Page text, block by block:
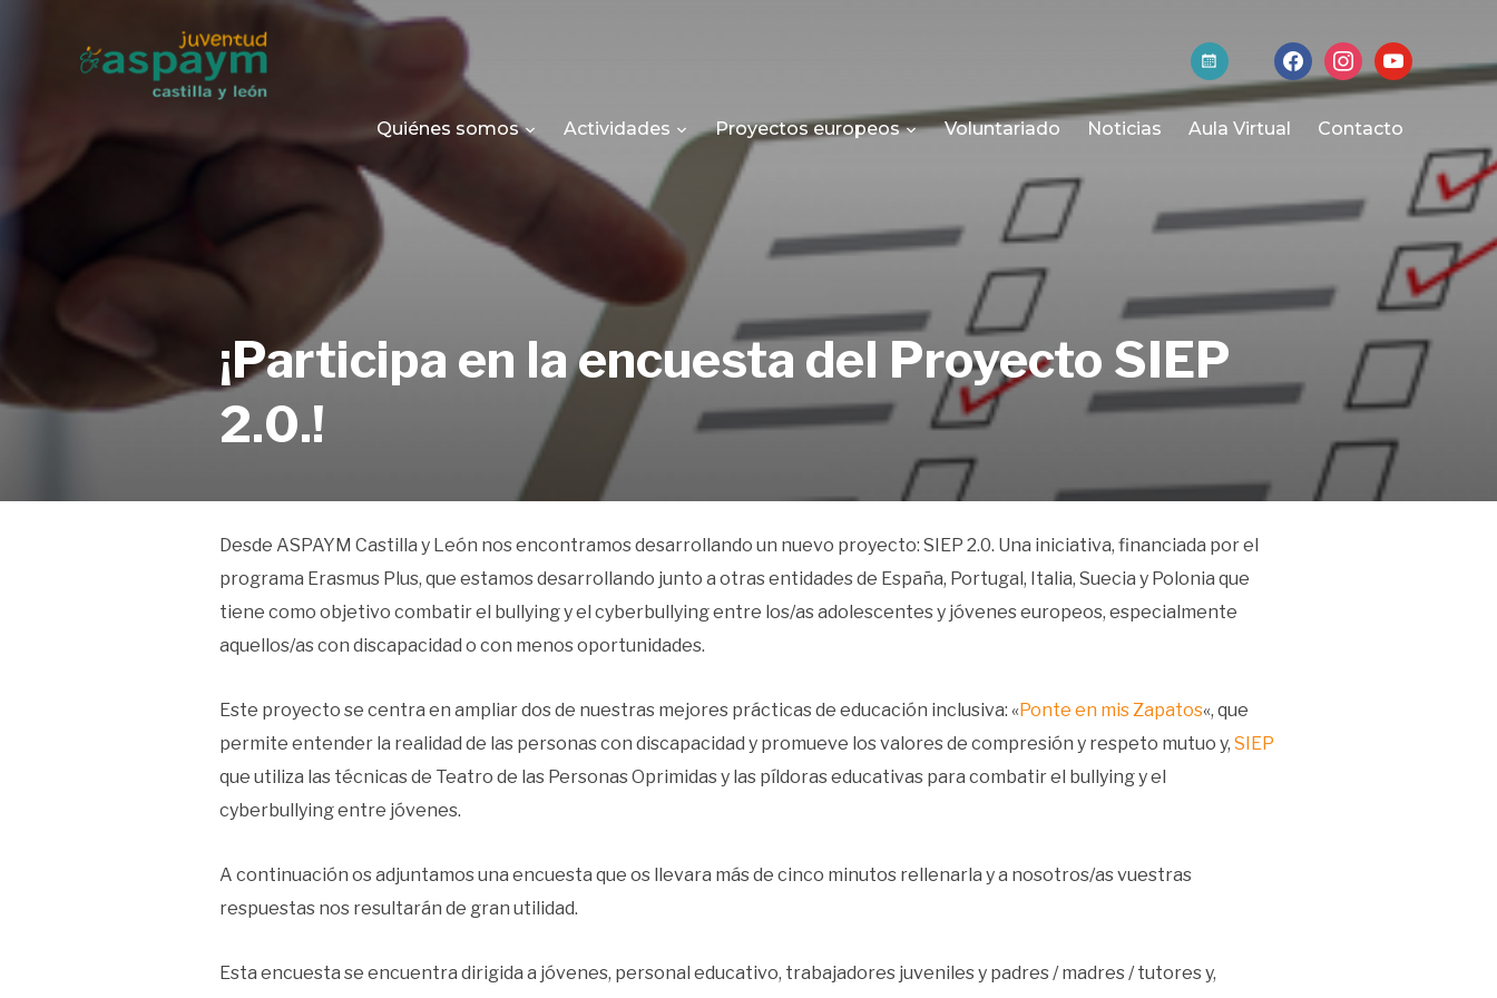
activa-
t
facebookinstagramyoutube
Quiénes somos Actividades Proyectos europeos Voluntariado Noticias Aula Virtual Contacto
¡Participa en la encuesta del Proyecto SIEP
2.0.!
Desde ASPAYM Castilla y León nos encontramos desarrollando un nuevo proyecto: SIEP 2.0. Una iniciativa, financiada por el
programa Erasmus Plus, que estamos desarrollando junto a otras entidades de España, Portugal, Italia, Suecia y Polonia que
tiene como objetivo combatir el bullying y el cyberbullying entre los/as adolescentes y jóvenes europeos, especialmente
aquellos/as con discapacidad o con menos oportunidades.
Este proyecto se centra en ampliar dos de nuestras mejores prácticas de educación inclusiva: «Ponte en mis Zapatos«, que
permite entender la realidad de las personas con discapacidad y promueve los valores de compresión y respeto mutuo y, SIEP
que utiliza las técnicas de Teatro de las Personas Oprimidas y las píldoras educativas para combatir el bullying y el
cyberbullying entre jóvenes.
A continuación os adjuntamos una encuesta que os llevara más de cinco minutos rellenarla y a nosotros/as vuestras
respuestas nos resultarán de gran utilidad.
Esta encuesta se encuentra dirigida a jóvenes, personal educativo, trabajadores juveniles y padres / madres / tutores y,